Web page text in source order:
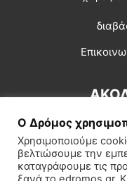
Ο Δρόμος
Χρησιμοποιούμε
βελτιώσουμε την
καταγράφουμε τις